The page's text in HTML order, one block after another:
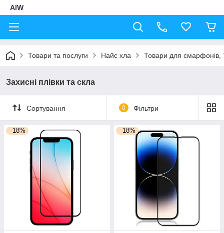
AIW
Товари та послуги Найс хла Товари для смарфонів,
Захисні плівки та скла
Сортування 0 Фільтри
–18% –18%